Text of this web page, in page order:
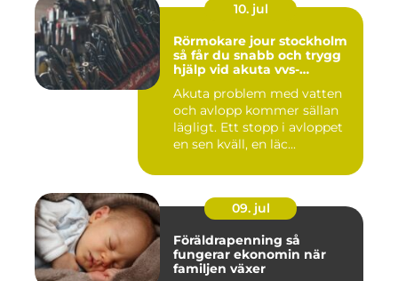
10. jul
Rörmokare jour stockholm
så får du snabb och trygg
hjälp vid akuta vvs-
Akuta problem med vatten
och avlopp kommer sällan
lägligt. Ett stopp i avloppet
en sen kväll, en läc...
09. jul
Föräldrapenning så
fungerar ekonomin när
familjen växer